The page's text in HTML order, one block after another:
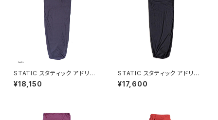
STATIC スタティック アドリフト
ライナー レギュラー / Sugilite
¥18,150
STATIC スタティック アドリフト
ライナー ショート / Black
¥17,600